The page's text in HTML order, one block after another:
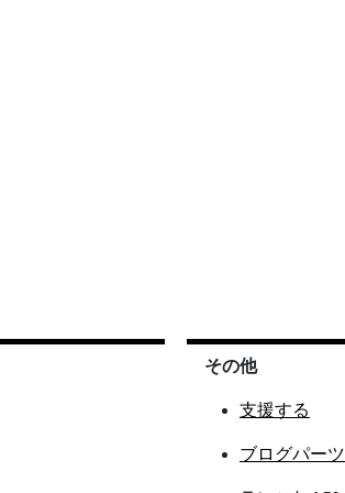
その他
支援する
ブログパーツ